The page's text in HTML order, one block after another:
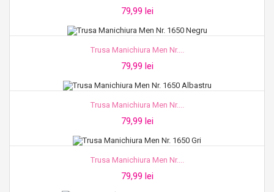
79,99 lei
Trusa Manichiura Men Nr....
79,99 lei
Trusa Manichiura Men Nr....
79,99 lei
Trusa Manichiura Men Nr....
79,99 lei